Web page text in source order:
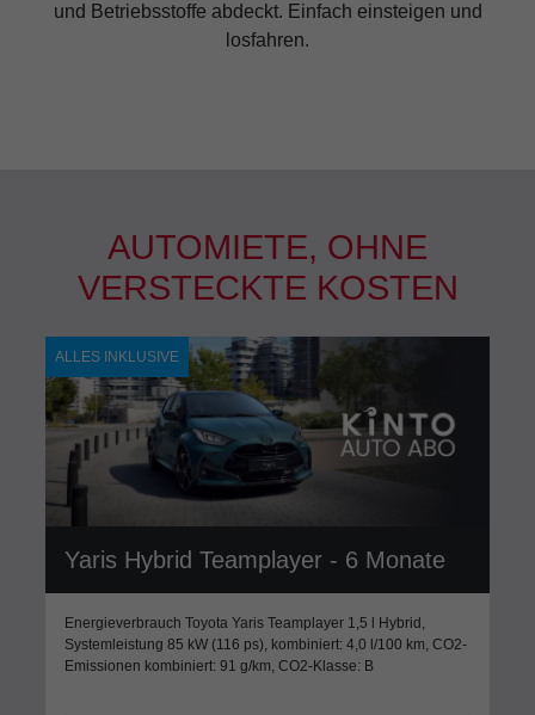
und Betriebsstoffe abdeckt. Einfach einsteigen und
losfahren.
AUTOMIETE, OHNE
VERSTECKTE KOSTEN
Yaris Hybrid Teamplayer - 6 Monate
ALLES INKLUSIVE
Energieverbrauch Toyota Yaris Teamplayer 1,5 l Hybrid,
Systemleistung 85 kW (116 ps), kombiniert: 4,0 l/100 km, CO2-
Emissionen kombiniert: 91 g/km, CO2-Klasse: B